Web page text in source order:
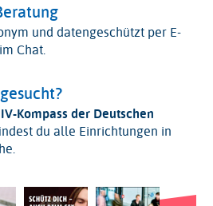
und datengeschützt per E-
Chat.
Kompass der Deutschen
du alle Einrichtungen in